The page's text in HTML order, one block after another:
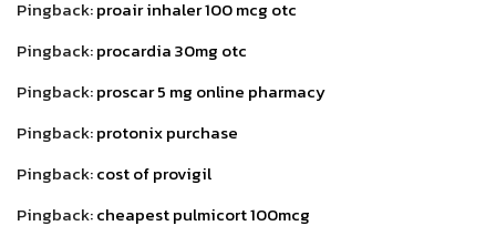
Pingback:proair inhaler 100 mcg otc
Pingback:procardia 30mg otc
Pingback:proscar 5 mg online pharmacy
Pingback:protonix purchase
Pingback:cost of provigil
Pingback:cheapest pulmicort 100mcg